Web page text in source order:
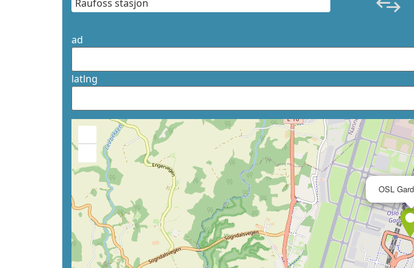
ad
latlng
OSL